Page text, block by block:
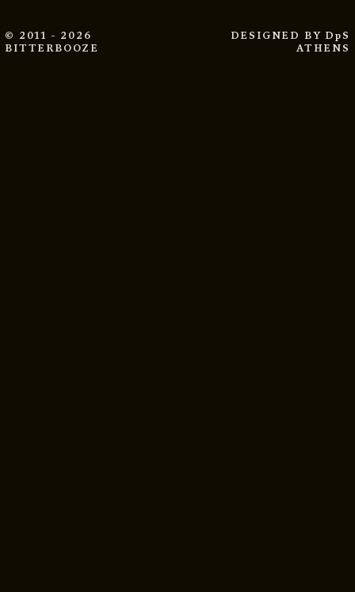
© 2011 - 2026
BITTERBOOZE
DESIGNED BY DpS
ATHENS